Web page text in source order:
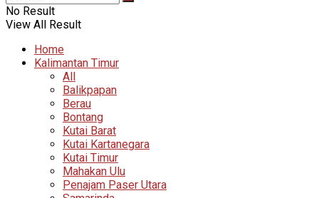
No Result
View All Result
Home
Kalimantan Timur
All
Balikpapan
Berau
Bontang
Kutai Barat
Kutai Kartanegara
Kutai Timur
Mahakan Ulu
Penajam Paser Utara